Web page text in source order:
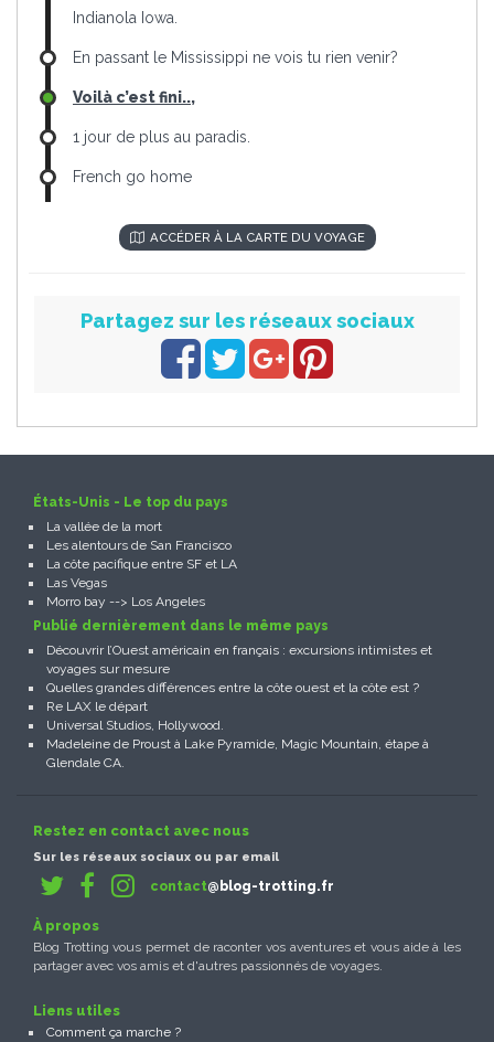
Indianola Iowa.
En passant le Mississippi ne vois tu rien venir?
Voilà c’est fini..,
1 jour de plus au paradis.
French go home
ACCÉDER À LA CARTE DU VOYAGE
Partagez sur les réseaux sociaux
États-Unis - Le top du pays
La vallée de la mort
Les alentours de San Francisco
La côte pacifique entre SF et LA
Las Vegas
Morro bay --> Los Angeles
Publié dernièrement dans le même pays
Découvrir l’Ouest américain en français : excursions intimistes et
voyages sur mesure
Quelles grandes différences entre la côte ouest et la côte est ?
Re LAX le départ
Universal Studios, Hollywood.
Madeleine de Proust à Lake Pyramide, Magic Mountain, étape à
Glendale CA.
Restez en contact avec nous
Sur les réseaux sociaux ou par email
contact@blog-trotting.fr
À propos
Blog Trotting vous permet de raconter vos aventures et vous aide à les
partager avec vos amis et d'autres passionnés de voyages.
Liens utiles
Comment ça marche ?